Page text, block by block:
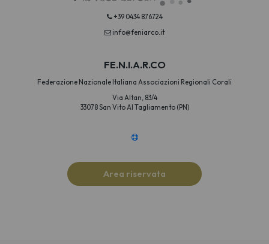
+39 0434 876724
info@feniarco.it
FE.N.I.A.R.CO
Federazione Nazionale Italiana Associazioni Regionali Corali
Via Altan, 83/4
33078 San Vito Al Tagliamento (PN)
Area riservata